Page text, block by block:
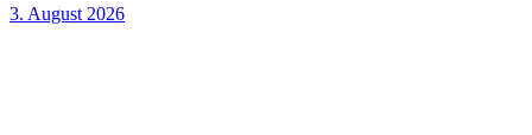
3. August 2026